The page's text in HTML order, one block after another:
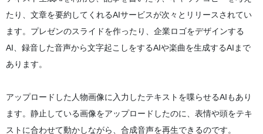
たり、文章を要約してくれるAIサービスが次々とリリースされてい
ます。プレゼンのスライドを作ったり、企業ロゴをデザインする
AI、録音した音声から文字起こしをするAIや楽曲を生成するAIまで
あります。
アップロードした人物画像に入力したテキストを喋らせるAIもあり
ます。静止している画像をアップロードしたのに、表情や頭をテキ
ストに合わせて動かしながら、合成音声を再生できるのです。